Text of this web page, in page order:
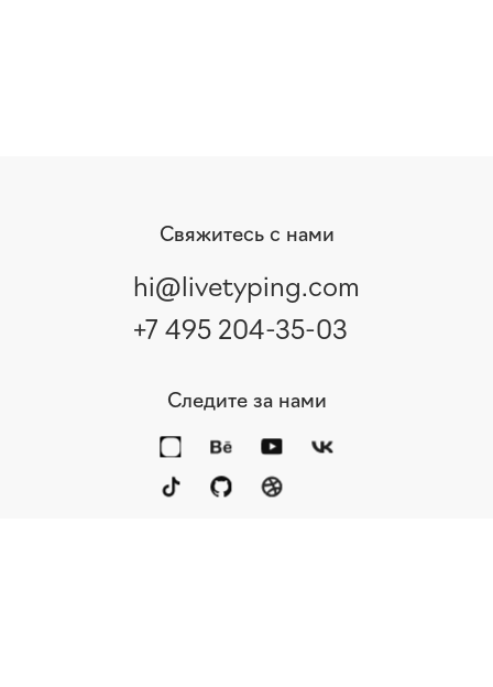
Свяжитесь с нами
hi@livetyping.com
+7 495 204-35-03
Следите за нами